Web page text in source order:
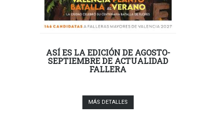
ASÍ ES LA EDICIÓN DE AGOSTO-
SEPTIEMBRE DE ACTUALIDAD
FALLERA
MÁS DETALLES